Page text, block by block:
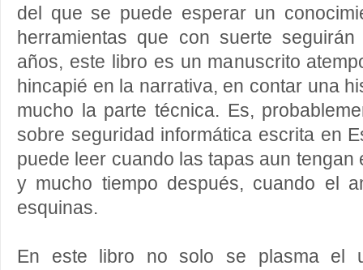
del que se puede esperar un
herramientas que con suerte
años, este libro es un manuscrito
hincapié en la narrativa, en contar una
mucho la parte técnica. Es,
sobre seguridad informática escrita en
puede leer cuando las tapas aun tengan
y mucho tiempo después, cuando el
esquinas.
En este libro no solo se plasma el